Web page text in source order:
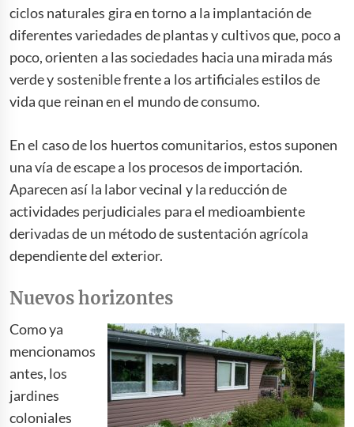
ciclos naturales gira en torno a la implantación de
diferentes variedades de plantas y cultivos que, poco a
poco, orienten a las sociedades hacia una mirada más
verde y sostenible frente a los artificiales estilos de
vida que reinan en el mundo de consumo.
En el caso de los huertos comunitarios, estos suponen
una vía de escape a los procesos de importación.
Aparecen así la labor vecinal y la reducción de
actividades perjudiciales para el medioambiente
derivadas de un método de sustentación agrícola
dependiente del exterior.
Nuevos horizontes
Como ya
mencionamos
antes, los
jardines
coloniales